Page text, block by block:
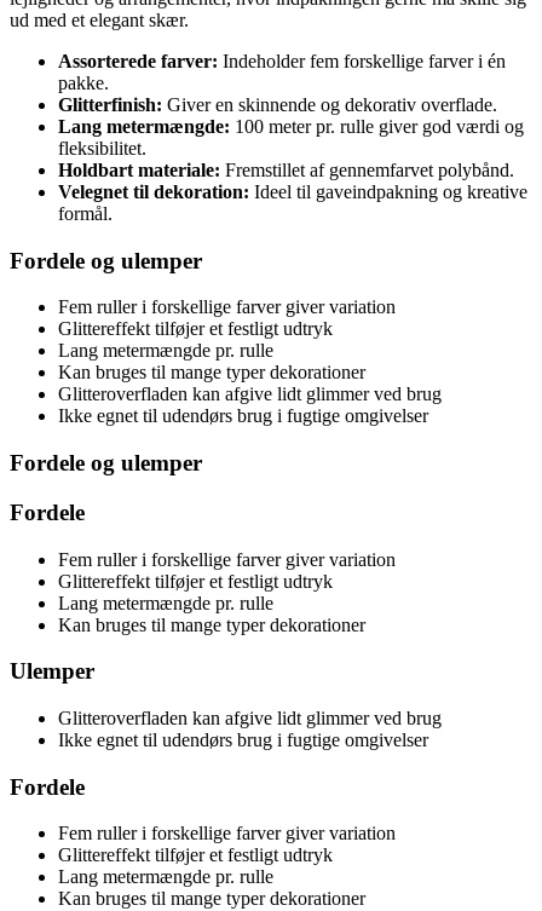
ud med et elegant skær.
Assorterede farver: Indeholder fem forskellige farver i én
pakke.
Glitterfinish: Giver en skinnende og dekorativ overflade.
Lang metermængde: 100 meter pr. rulle giver god værdi og
fleksibilitet.
Holdbart materiale: Fremstillet af gennemfarvet polybånd.
Velegnet til dekoration: Ideel til gaveindpakning og kreative
formål.
Fordele og ulemper
Fem ruller i forskellige farver giver variation
Glittereffekt tilføjer et festligt udtryk
Lang metermængde pr. rulle
Kan bruges til mange typer dekorationer
Glitteroverfladen kan afgive lidt glimmer ved brug
Ikke egnet til udendørs brug i fugtige omgivelser
Fordele og ulemper
Fordele
Fem ruller i forskellige farver giver variation
Glittereffekt tilføjer et festligt udtryk
Lang metermængde pr. rulle
Kan bruges til mange typer dekorationer
Ulemper
Glitteroverfladen kan afgive lidt glimmer ved brug
Ikke egnet til udendørs brug i fugtige omgivelser
Fordele
Fem ruller i forskellige farver giver variation
Glittereffekt tilføjer et festligt udtryk
Lang metermængde pr. rulle
Kan bruges til mange typer dekorationer